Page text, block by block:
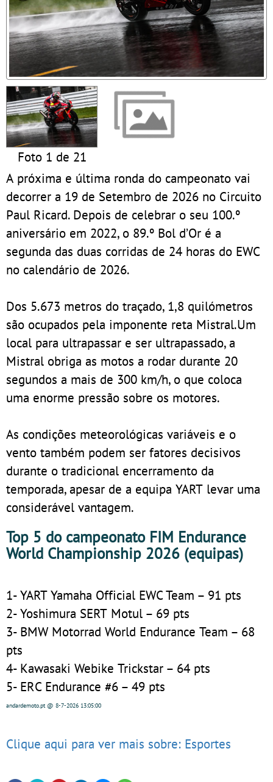
Foto 1 de 21
A próxima e última ronda do campeonato vai
decorrer a 19 de Setembro de 2026 no Circuito
Paul Ricard. Depois de celebrar o seu 100.º
aniversário em 2022, o 89.º Bol d’Or é a
segunda das duas corridas de 24 horas do EWC
no calendário de 2026.
Dos 5.673 metros do traçado, 1,8 quilómetros
são ocupados pela imponente reta Mistral.Um
local para ultrapassar e ser ultrapassado, a
Mistral obriga as motos a rodar durante 20
segundos a mais de 300 km/h, o que coloca
uma enorme pressão sobre os motores.
As condições meteorológicas variáveis e o
vento também podem ser fatores decisivos
durante o tradicional encerramento da
temporada, apesar de a equipa YART levar uma
considerável vantagem.
Top 5 do campeonato FIM Endurance
World Championship 2026 (equipas)
1- YART Yamaha Official EWC Team – 91 pts
2- Yoshimura SERT Motul – 69 pts
3- BMW Motorrad World Endurance Team – 68
pts
4- Kawasaki Webike Trickstar – 64 pts
5- ERC Endurance #6 – 49 pts
andardemoto.pt@ 8-7-2026 13:05:00
Clique aqui para ver mais sobre: Esportes